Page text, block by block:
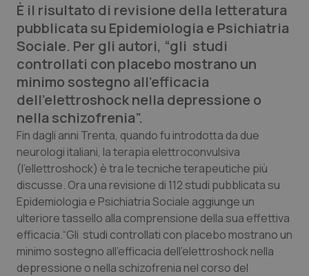
Scienza e Farmaci
Studi e Analisi
Lettere al direttore
Edizioni Regionali
QS Pro
Professionisti Sanitari.AI
Abruzzo
Basilicata
QS Pro Gold
Artrite & artrosi
QS Club Newsletter
È il risultato di revisione della letteratura
pubblicata su Epidemiologia e Psichiatria
Sociale. Per gli autori, “gli studi
controllati con placebo mostrano un
minimo sostegno all’efficacia
dell’elettroshock nella depressione o
nella schizofrenia”.
Fin dagli anni Trenta, quando fu introdotta da due
neurologi italiani, la terapia elettroconvulsiva
(l’ellettroshock) è tra le tecniche terapeutiche più
discusse. Ora una revisione di 112 studi pubblicata su
Epidemiologia e Psichiatria Sociale aggiunge un
ulteriore tassello alla comprensione della sua effettiva
efficacia.“Gli studi controllati con placebo mostrano un
minimo sostegno all’efficacia dell’elettroshock nella
depressione o nella schizofrenia nel corso del